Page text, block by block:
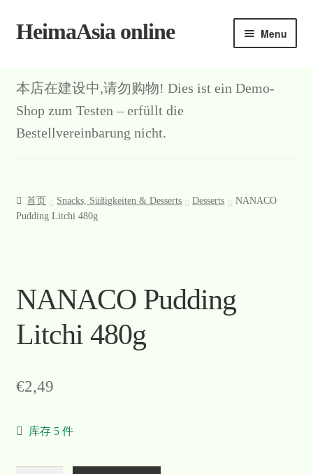
Skip
Skip
HeimaAsia online Menu
本店在建设中,请勿购物! Dies ist ein Demo-
Shop zum Testen – erfüllt die
Bestellvereinbarung nicht.
首页 Snacks, Süßigkeiten & Desserts Desserts
NANACO
Pudding Litchi 480g
NANACO Pudding
Litchi 480g
€2,49
库存 5 件